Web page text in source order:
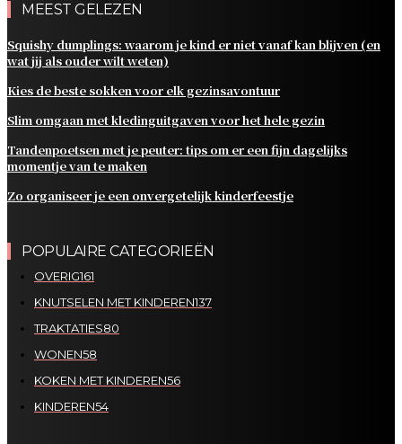
MEEST GELEZEN
Squishy dumplings: waarom je kind er niet vanaf kan blijven (en
wat jij als ouder wilt weten)
Kies de beste sokken voor elk gezinsavontuur
Slim omgaan met kledinguitgaven voor het hele gezin
Tandenpoetsen met je peuter: tips om er een fijn dagelijks
momentje van te maken
Zo organiseer je een onvergetelijk kinderfeestje
POPULAIRE CATEGORIEËN
OVERIG161
KNUTSELEN MET KINDEREN137
TRAKTATIES80
WONEN58
KOKEN MET KINDEREN56
KINDEREN54